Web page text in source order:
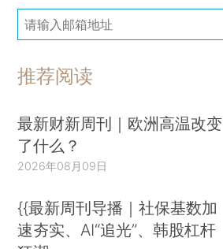
推荐阅读
最新财新周刊｜欧洲高温改变
了什么？
2026年08月09日
{{最新周刊导播｜社保基数加
速夯实、AI“追光”、韩股杠杆